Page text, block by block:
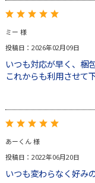
ミー 様
投稿日：2026年02月09日
いつも対応が早く、梱
これからも利用させて
あーくん 様
投稿日：2022年06月20日
いつも変わらなく好み